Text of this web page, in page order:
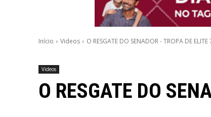
Início Videos O RESGATE DO SENADOR - TROPA DE ELITE
Videos
O RESGATE DO